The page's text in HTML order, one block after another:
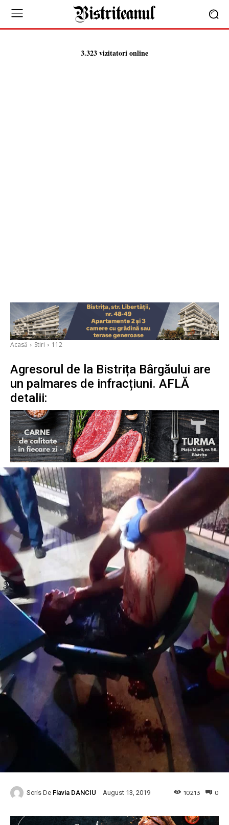
3.323 vizitatori online
Acasă Stiri 112
Agresorul de la Bistrița Bârgăului are
un palmares de infracțiuni. AFLĂ
detalii:
Scris De Flavia DANCIU August 13, 2019 0
10213